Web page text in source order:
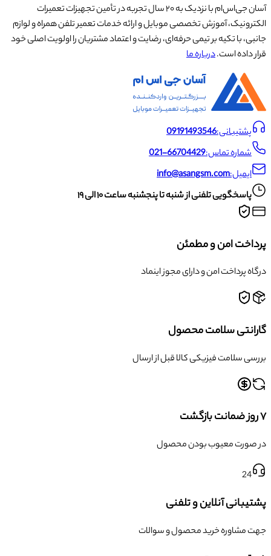
آسان جی‌اس‌ام با نزدیک به ۲۰ سال تجربه در تأمین تجهیزات تعمیرات
الکترونیک، آموزش تخصصی موبایل و ارائه خدمات تعمیر تلفن همراه و لوازم
جانبی، با تکیه بر تیمی حرفه‌ای، رضایت و اعتماد مشتریان را اولویت اصلی خود
قرار داده است.درباره ما
پشتیبانی:09191493546
شماره تماس:021-66704429
ایمیل:info@asangsm.com
پاسخگویی تلفنی از شنبه تا پنجشنبه ساعت ۱۰ الی ۱۹
پرداخت امن و مطمئن
درگاه پرداخت امن و دارای مجوز اینماد
گارانتی سلامت محصول
بررسی سلامت فیزیکی کالا قبل از ارسال
۷ روز ضمانت بازگشت
در صورت معیوب بودن محصول
24
پشتیبانی آنلاین و تلفنی
جهت مشاوره خرید محصول و سوالات